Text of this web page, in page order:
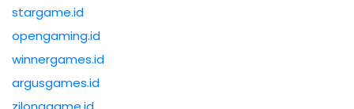
stargame.id
opengaming.id
winnergames.id
argusgames.id